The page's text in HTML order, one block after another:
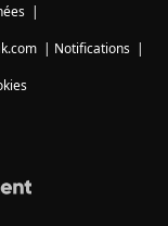
|
| Notifications |